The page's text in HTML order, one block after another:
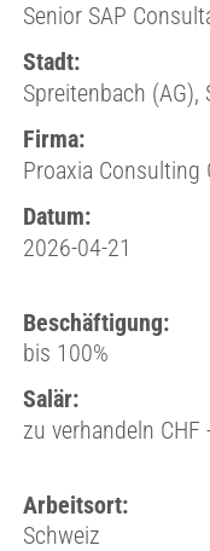
Senior SAP
Stadt:
Spreitenbach (AG),
Firma:
Proaxia Consulting
Datum:
2026-04-21
Beschäftigung:
bis 100%
Salär:
zu verhandeln
Arbeitsort:
Schweiz